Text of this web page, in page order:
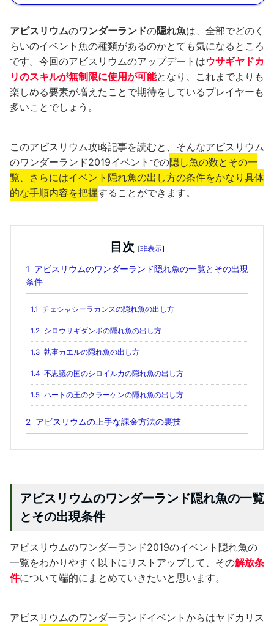
アビスリウムのワンダーランドの隠れ魚は、全部でどのく
らいのイベント魚の種類があるのかとても気になるところ
です。今回のアビスリウムのアップデートはウサギヤドカ
リのスキルが無制限に使用が可能となり、これまでよりも
楽しめる要素が増えたことで期待をしているプレイヤーも
多いことでしょう。
このアビスリウム攻略記事を読むと、そんなアビスリウム
のワンダーランド2019イベントでの隠し魚の数とその一
覧、さらにはイベント隠れ魚の出し方の条件をかなり具体
的な手順内容を把握することができます。
目次 [非表示]
1
アビスリウムのワンダーランド隠れ魚の一覧とその出現
条件
1.1 チェシャシーラカンスの隠れ魚の出し方
1.2 シロウサギダンボの隠れ魚の出し方
1.3 執事カエルの隠れ魚の出し方
1.4 不思議の国のシロイルカの隠れ魚の出し方
1.5 ハートの王のクラーケンの隠れ魚の出し方
2 アビスリウムの上手な課金方法の裏技
アビスリウムのワンダーランド隠れ魚の一覧
とその出現条件
アビスリウムのワンダーランド2019のイベント隠れ魚の
一覧をわかりやすく以下にリストアップして、その解放条
件について端的にまとめていきたいと思います。
アビスリウムのワンダーランドイベントからはヤドカリス